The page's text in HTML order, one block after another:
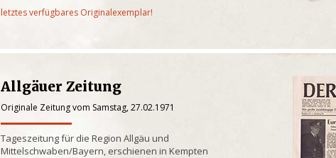
letztes verfügbares Originalexemplar!
Allgäuer Zeitung
Originale Zeitung vom Samstag, 27.02.1971
Tageszeitung für die Region Allgäu und
Mittelschwaben/Bayern, erschienen in Kempten